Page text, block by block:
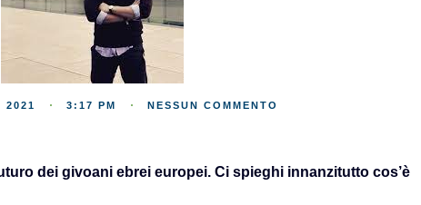
2021 3:17 PM NESSUN COMMENTO
dei givoani ebrei europei. Ci spieghi innanzitutto cos’è